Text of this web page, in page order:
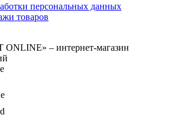
персональных данных
товаров
– интернет-магазин